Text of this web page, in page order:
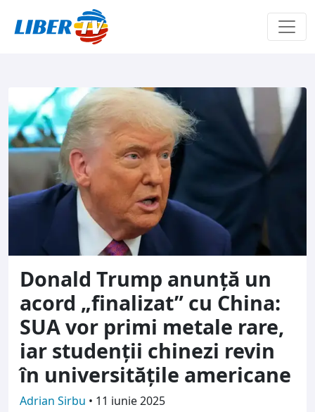
Donald Trump anunță un
acord „finalizat” cu China:
SUA vor primi metale rare,
iar studenții chinezi revin
în universitățile americane
Adrian Sirbu • 11 iunie 2025